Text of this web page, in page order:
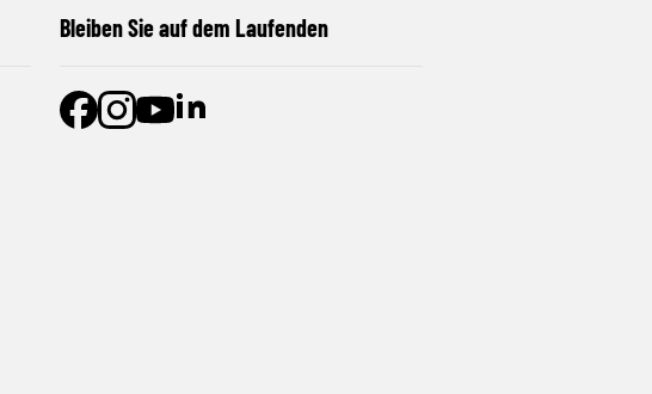
Bleiben Sie auf dem Laufenden